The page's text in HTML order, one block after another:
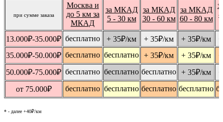
при сумме заказа
Москва и
до 5 км за
МКАД
за МКАД
5 - 30 км
за МКАД
30 - 60 км
за МКАД
60 - 80 км
13.000₽-35.000₽ бесплатно + 35₽/км + 35₽/км + 35₽/км
35.000₽-50.000₽ бесплатно бесплатно + 35₽/км + 35₽/км
50.000₽-75.000₽ бесплатно бесплатно бесплатно + 35₽/км
от 75.000₽ бесплатно бесплатно бесплатно бесплатно
* - далее +40₽/км